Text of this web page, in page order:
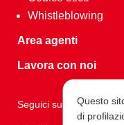
Whistleblowing
Area agenti
Lavora con noi
Seguici su
Questo
di